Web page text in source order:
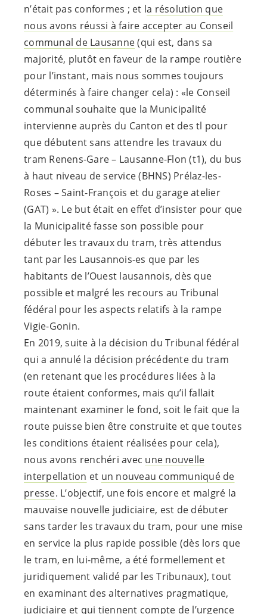
n’était pas conformes ; et la résolution que
nous avons réussi à faire accepter au Conseil
communal de Lausanne(qui est, dans sa
majorité, plutôt en faveur de la rampe routière
pour l’instant, mais nous sommes toujours
déterminés à faire changer cela) : «le Conseil
communal souhaite que la Municipalité
intervienne auprès du Canton et des tl pour
que débutent sans attendre les travaux du
tram Renens-Gare – Lausanne-Flon (t1), du bus
à haut niveau de service (BHNS) Prélaz-les-
Roses – Saint-François et du garage atelier
(GAT) ». Le but était en effet d’insister pour que
la Municipalité fasse son possible pour
débuter les travaux du tram, très attendus
tant par les Lausannois-es que par les
habitants de l’Ouest lausannois, dès que
possible et malgré les recours au Tribunal
fédéral pour les aspects relatifs à la rampe
Vigie-Gonin.
En 2019, suite à la décision du Tribunal fédéral
qui a annulé la décision précédente du tram
(en retenant que les procédures liées à la
route étaient conformes, mais qu’il fallait
maintenant examiner le fond, soit le fait que la
route puisse bien être construite et que toutes
les conditions étaient réalisées pour cela),
nous avons renchéri avec une nouvelle
interpellation et un nouveau communiqué de
presse. L’objectif, une fois encore et malgré la
mauvaise nouvelle judiciaire, est de débuter
sans tarder les travaux du tram, pour une mise
en service la plus rapide possible (dès lors que
le tram, en lui-même, a été formellement et
juridiquement validé par les Tribunaux), tout
en examinant des alternatives pragmatique,
judiciaire et qui tiennent compte de l’urgence